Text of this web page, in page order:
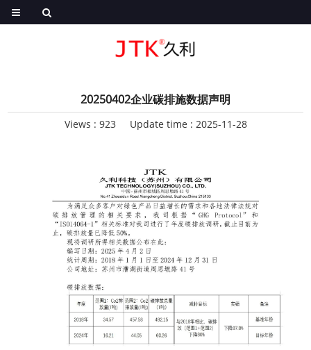
20250402企业碳排施数据声明
Views : 923 Update time : 2025-11-28